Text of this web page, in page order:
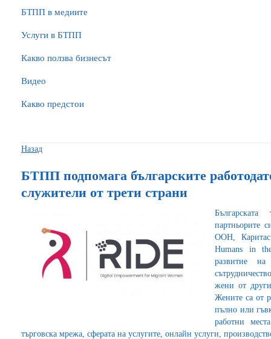
БTПП в медиите
Услуги в БТПП
Какво ползва бизнесът
Видео
Какво предстои
Назад
БТПП подпомага българските
служители от трети страни
партньорите
ООН,
Humans in
развитие
жени от
Жените са от
пълно или
работни
търговска мрежа, сферата на услугите, онлайн услуги,